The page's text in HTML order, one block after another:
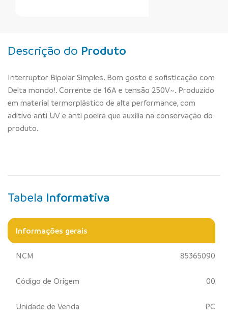
Descrição do Produto
Interruptor Bipolar Simples. Bom gosto e sofisticação com
Delta mondo!. Corrente de 16A e tensão 250V~. Produzido
em material termorplástico de alta performance, com
aditivo anti UV e anti poeira que auxilia na conservação do
produto.
Tabela Informativa
Informações gerais
NCM 85365090
Código de Origem 00
Unidade de Venda PC